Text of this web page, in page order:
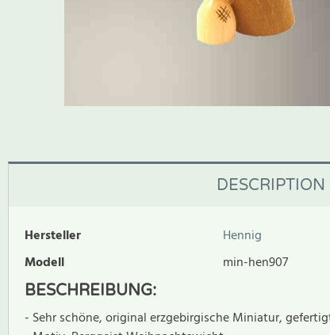
DESCRIPTION
Hersteller
Hennig
Modell
min-hen907
BESCHREIBUNG:
- Sehr schöne, original erzgebirgische Miniatur,